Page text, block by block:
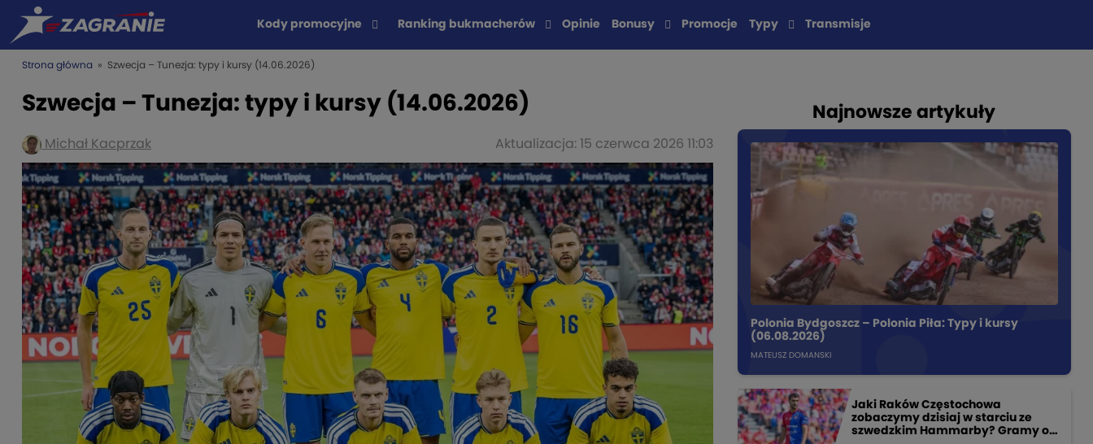
Kody promocyjne Ranking bukmacherów Opinie Bonusy Promocje Typy Transmisje
Strona główna » Szwecja – Tunezja: typy i kursy (14.06.2026)
Szwecja – Tunezja: typy i kursy (14.06.2026)
Michał Kacprzak Aktualizacja: 15 czerwca 2026 11:03
Najnowsze artykuły
Polonia Bydgoszcz – Polonia Piła: Typy i kursy
(06.08.2026)
MATEUSZ DOMANSKI
Jaki Raków Częstochowa
zobaczymy dzisiaj w starciu ze
szwedzkim Hammarby? Gramy o